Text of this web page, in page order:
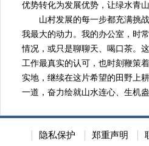
优势转化为发展优势，让绿水青
山村发展的每一步都充满挑战
我最大的动力。我的办公室，时
情况，或只是聊聊天、喝口茶。
工作最真实的认可，也时刻鞭策
实地，继续在这片希望的田野上
一道，奋力绘就山水连心、生机
隐私保护 郑重声明